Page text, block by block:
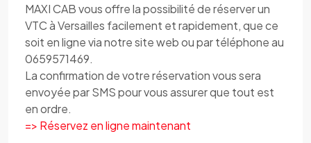
MAXI CAB vous offre la possibilité de réserver un
VTC à Versailles facilement et rapidement, que ce
soit en ligne via notre site web ou par téléphone au
0659571469.
La confirmation de votre réservation vous sera
envoyée par SMS pour vous assurer que tout est
en ordre.
=> Réservez en ligne maintenant